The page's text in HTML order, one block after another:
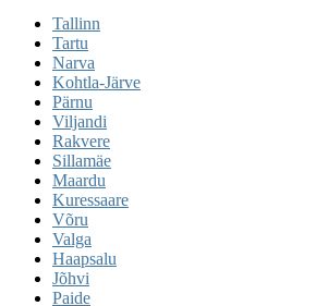
Tallinn
Tartu
Narva
Kohtla-Järve
Pärnu
Viljandi
Rakvere
Sillamäe
Maardu
Kuressaare
Võru
Valga
Haapsalu
Jõhvi
Paide